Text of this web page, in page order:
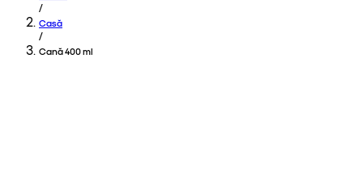
/
Casă
/
Cană 400 ml